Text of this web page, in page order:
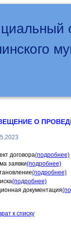
О
договора(подробнее)
заявки(подробнее)
(подробнее)
(подробнее)
документация
к списку